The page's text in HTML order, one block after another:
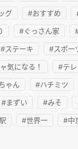
グ #おすすめ
#ぐっさん家
#ステーキ #スポー
気になる！ #テ
ゃん #ハチミツ
#まずい #みそ
#世界一 #中